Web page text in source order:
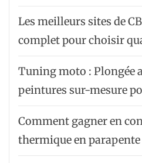
Les meilleurs sites de
complet pour choisir
Tuning moto : Plongée
peintures sur-mesure
Comment gagner en
thermique en parapente